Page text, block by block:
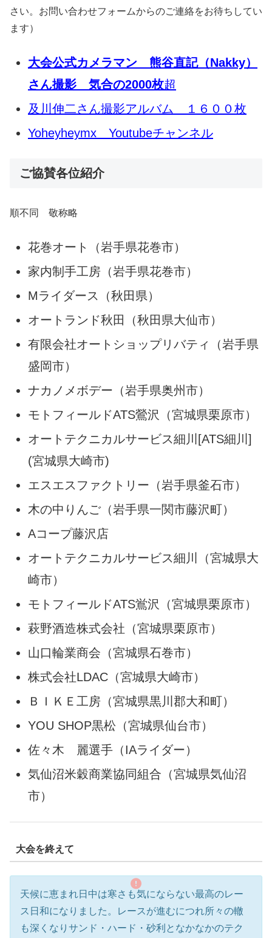
さい。お問い合わせフォームからのご連絡をお待ちしてい
ます）
大会公式カメラマン 熊谷直記（Nakky）
さん撮影 気合の2000枚超
及川伸二さん撮影アルバム １６００枚
Yoheyheymx Youtubeチャンネル
ご協賛各位紹介
順不同 敬称略
花巻オート（岩手県花巻市）
家内制手工房（岩手県花巻市）
Mライダース（秋田県）
オートランド秋田（秋田県大仙市）
有限会社オートショップリバティ（岩手県
盛岡市）
ナカノメボデー（岩手県奥州市）
モトフィールドATS鶯沢（宮城県栗原市）
オートテクニカルサービス細川[ATS細川]
(宮城県大崎市)
エスエスファクトリー（岩手県釜石市）
木の中りんご（岩手県一関市藤沢町）
Aコープ藤沢店
オートテクニカルサービス細川（宮城県大
崎市）
モトフィールドATS鴬沢（宮城県栗原市）
萩野酒造株式会社（宮城県栗原市）
山口輪業商会（宮城県石巻市）
株式会社LDAC（宮城県大崎市）
ＢＩＫＥ工房（宮城県黒川郡大和町）
YOU SHOP黒松（宮城県仙台市）
佐々木 麗選手（IAライダー）
気仙沼米穀商業協同組合（宮城県気仙沼
市）
大会を終えて
天候に恵まれ日中は寒さも気にならない最高のレー
ス日和になりました。レースが進むにつれ所々の轍
も深くなりサンド・ハード・砂利となかなかのテク